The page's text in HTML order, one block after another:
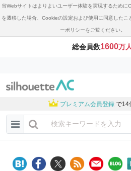
当Webサイトはよりよいユーザー体験を実現するため
を遷移した場合、Cookieの設定および使用に同意した
ーポリシーをご覧ください。
総会員数1600万人
プレミアム会員登録 で14